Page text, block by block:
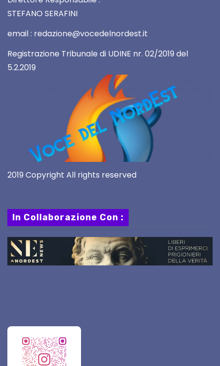
STEFANO SERAFINI
email : redazione@vocedelnordest.it
Registrazione Tribunale di UDINE nr. 02/2019 del
5.2.2019
2019 Copyright All rights reserved
In Collaborazione Con :